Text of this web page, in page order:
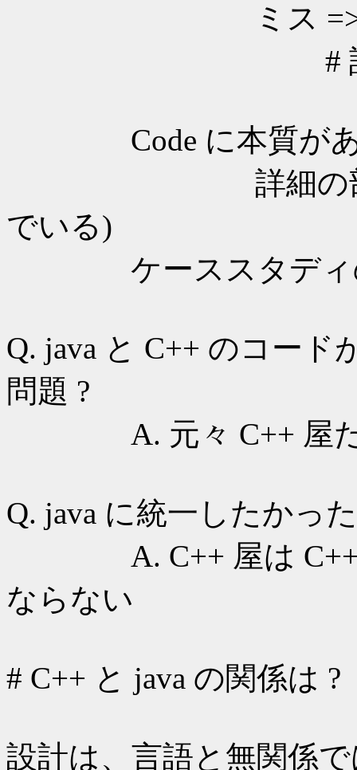
ミス => 修正
# 設計の過
Code に本質が
詳細の部分が重
でいる)
ケーススタディ
Q. java と C++ のコー
問題 ?
A. 元々 C++ 屋だか
Q. java に統一したかっ
A. C++ 屋は C++ 否
ならない
# C++ と java の関係は ?
設計は、言語と無関係で